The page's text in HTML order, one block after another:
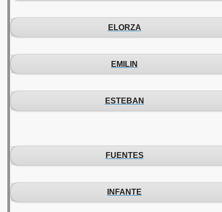
ELORZA
EMILIN
ESTEBAN
FUENTES
INFANTE